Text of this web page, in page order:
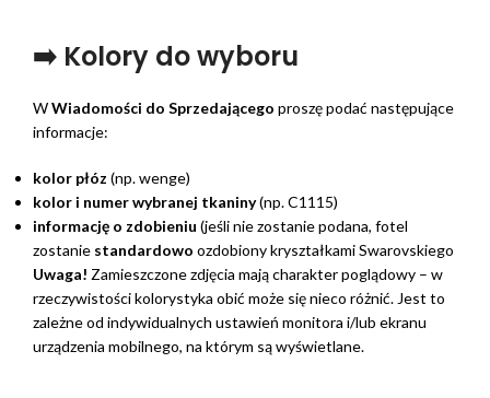
➡️ Kolory do wyboru
WWiadomości do Sprzedającego proszę podać następujące
informacje:
kolor płóz (np. wenge)
kolor i numer wybranej tkaniny(np. C1115)
informację o zdobieniu (jeśli nie zostanie podana, fotel
zostanie standardowo ozdobiony kryształkami Swarovskiego
Uwaga! Zamieszczone zdjęcia mają charakter poglądowy – w
rzeczywistości kolorystyka obić może się nieco różnić. Jest to
zależne od indywidualnych ustawień monitora i/lub ekranu
urządzenia mobilnego, na którym są wyświetlane.